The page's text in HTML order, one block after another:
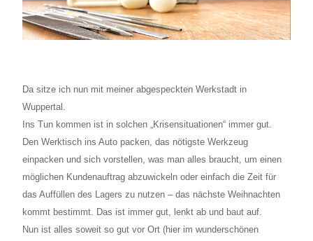
Da sitze ich nun mit meiner abgespeckten Werkstadt in
Wuppertal.
Ins Tun kommen ist in solchen „Krisensituationen“ immer gut.
Den Werktisch ins Auto packen, das nötigste Werkzeug
einpacken und sich vorstellen, was man alles braucht, um einen
möglichen Kundenauftrag abzuwickeln oder einfach die Zeit für
das Auffüllen des Lagers zu nutzen – das nächste Weihnachten
kommt bestimmt. Das ist immer gut, lenkt ab und baut auf.
Nun ist alles soweit so gut vor Ort (hier im wunderschönen